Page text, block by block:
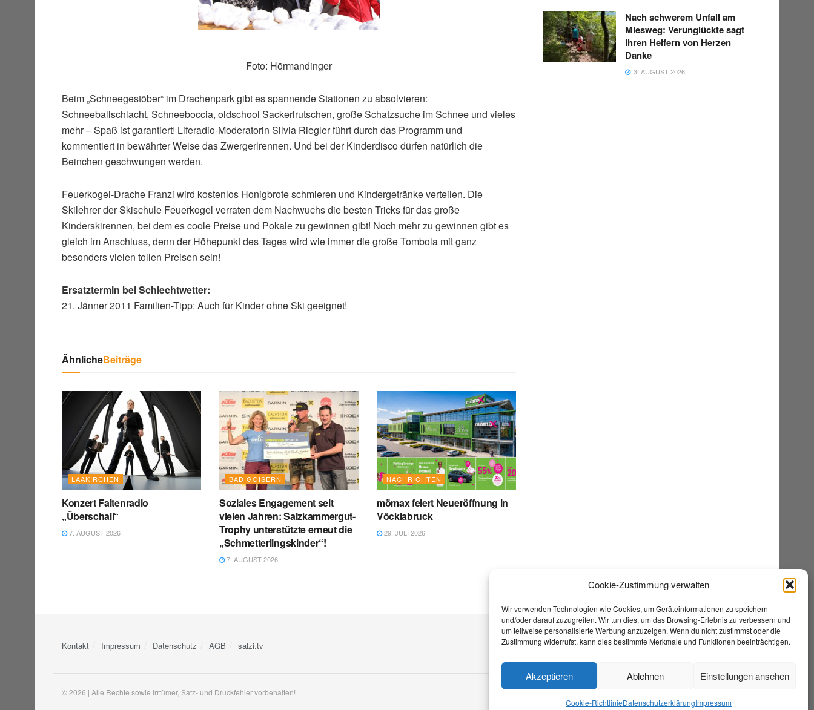
Cookie-Zustimmung verwalten
Wir verwenden Technologien wie Cookies, um Geräteinformationen zu speichern
und/oder darauf zuzugreifen. Wir tun dies, um das Browsing-Erlebnis zu verbessern und
um teilweise personalisierte Werbung anzuzeigen. Wenn du nicht zustimmst oder die
Zustimmung widerrufst, kann dies bestimmte Merkmale und Funktionen beeinträchtigen.
Akzeptieren Ablehnen Einstellungen ansehen
Cookie-RichtlinieDatenschutzerklärungImpressum
Foto: Hörmandinger
Beim „Schneegestöber“ im Drachenpark gibt es spannende Stationen zu absolvieren:
Schneeballschlacht, Schneeboccia, oldschool Sackerlrutschen, große Schatzsuche im Schnee und vieles
mehr – Spaß ist garantiert! Liferadio-Moderatorin Silvia Riegler führt durch das Programm und
kommentiert in bewährter Weise das Zwergerlrennen. Und bei der Kinderdisco dürfen natürlich die
Beinchen geschwungen werden.
Feuerkogel-Drache Franzi wird kostenlos Honigbrote schmieren und Kindergetränke verteilen. Die
Skilehrer der Skischule Feuerkogel verraten dem Nachwuchs die besten Tricks für das große
Kinderskirennen, bei dem es coole Preise und Pokale zu gewinnen gibt! Noch mehr zu gewinnen gibt es
gleich im Anschluss, denn der Höhepunkt des Tages wird wie immer die große Tombola mit ganz
besonders vielen tollen Preisen sein!
Ersatztermin bei Schlechtwetter:
21. Jänner 2011 Familien-Tipp: Auch für Kinder ohne Ski geeignet!
ÄhnlicheBeiträge
LAAKIRCHEN
Konzert Faltenradio
„Überschall“
7. AUGUST 2026
BAD GOISERN
Soziales Engagement seit
vielen Jahren: Salzkammergut-
Trophy unterstützte erneut die
„Schmetterlingskinder“!
7. AUGUST 2026
NACHRICHTEN
mömax feiert Neueröffnung in
Vöcklabruck
29. JULI 2026
Nach schwerem Unfall am
Miesweg: Verunglückte sagt
ihren Helfern von Herzen
Danke
3. AUGUST 2026
Kontakt Impressum Datenschutz AGB salzi.tv
© 2026 | Alle Rechte sowie Irrtümer, Satz- und Druckfehler vorbehalten!